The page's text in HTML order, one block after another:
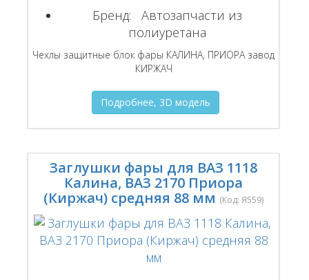
Бренд:
Автозапчасти из
полиуретана
Чехлы защитные блок фары КАЛИНА, ПРИОРА завод
КИРЖАЧ
Подробнее, 3D модель
Заглушки фары для ВАЗ 1118
Калина, ВАЗ 2170 Приора
(Киржач) средняя 88 мм (Код:Я559)